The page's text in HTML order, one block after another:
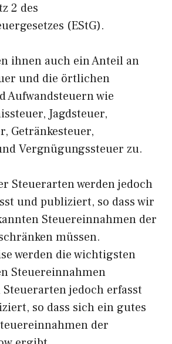
2 des
(EStG).
ihnen auch ein Anteil an
und die örtlichen
Aufwandsteuern wie
Jagdsteuer,
Getränkesteuer,
Vergnügungssteuer zu.
Steuerarten werden jedoch
und publiziert, so dass wir
Steuereinnahmen der
müssen.
werden die wichtigsten
Steuereinnahmen
jedoch erfasst
so dass sich ein gutes
der